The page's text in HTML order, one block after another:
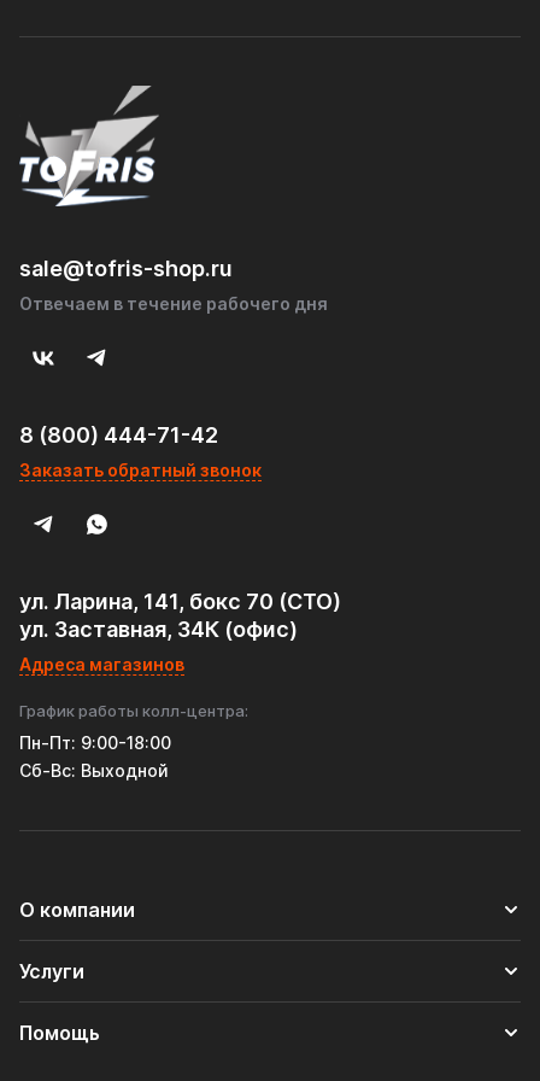
sale@tofris-shop.ru
Отвечаем в течение рабочего дня
8 (800) 444-71-42
Заказать обратный звонок
ул. Ларина, 141, бокс 70 (СТО)
ул. Заставная, 34К (офис)
Адреса магазинов
График работы колл-центра:
Пн-Пт: 9:00-18:00
Cб-Вс: Выходной
О компании
Услуги
Помощь